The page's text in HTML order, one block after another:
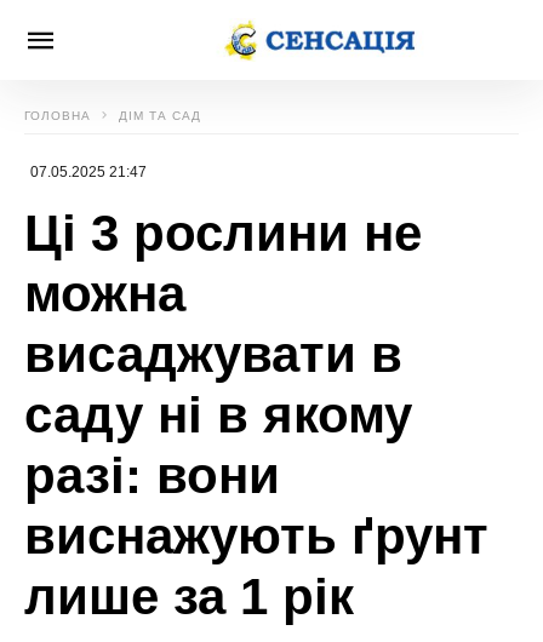
ГОЛОВНА ДІМ ТА САД
07.05.2025 21:47
Ці 3 рослини не
можна
висаджувати в
саду ні в якому
разі: вони
виснажують ґрунт
лише за 1 рік